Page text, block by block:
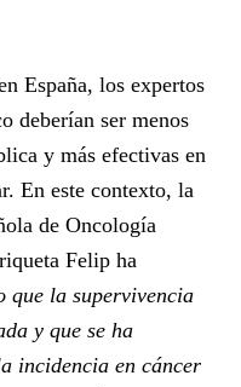
España, los expertos
deberían ser menos
y más efectivas en
En este contexto, la
de Oncología
Felip ha
que la supervivencia
y que se ha
incidencia en cáncer